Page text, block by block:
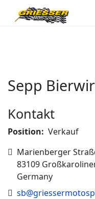
Sepp
Kontakt
Position: Verkauf
Adresse
Marienberger
83109
Germany
E-Mail